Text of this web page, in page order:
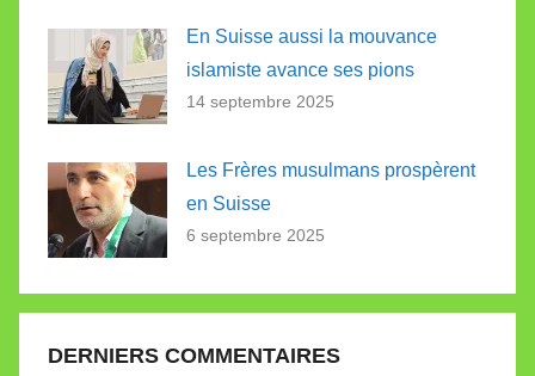
En Suisse aussi la mouvance
islamiste avance ses pions
14 septembre 2025
Les Frères musulmans prospèrent
en Suisse
6 septembre 2025
DERNIERS COMMENTAIRES